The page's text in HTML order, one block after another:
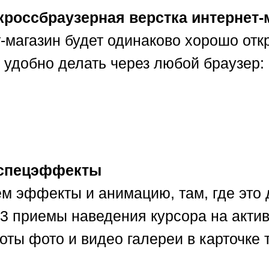
верстка интернет-
будет одинаково хорошо
удобно делать через любой
эффекты и анимацию, там, где это
приемы наведения курсора на
фото и видео галереи в